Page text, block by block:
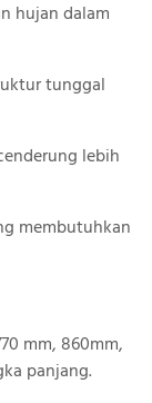
hujan dalam
tunggal
lebih
membutuhkan
mm, 860mm,
panjang.